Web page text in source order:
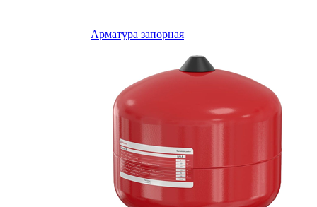
Арматура запорная